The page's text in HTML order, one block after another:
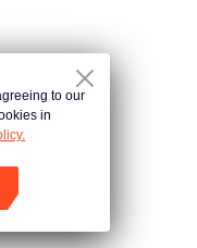
to our
in